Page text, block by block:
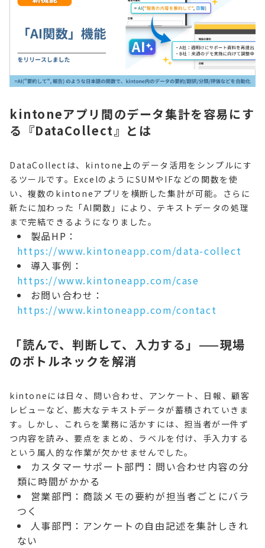
kintoneアプリ間のデータ集計を容易にす
る『DataCollect』とは
DataCollectは、kintone上のデータ活用をシンプルにす
るツールです。ExcelのようにSUMやIFなどの関数を使
い、複数のkintoneアプリを横断した集計が可能。さらに
新たに加わった「AI関数」により、テキストデータの処理
まで完結できるようになりました。
製品HP：
https://www.kintoneapp.com/data-collect
導入事例：
https://www.kintoneapp.com/case
お問い合わせ：
https://www.kintoneapp.com/contact
「読んで、判断して、入力する」——現場
のボトルネックを解消
kintoneには日々、問い合わせ、アンケート、日報、顧客
レビューなど、膨大なテキストデータが蓄積されていきま
す。しかし、これらを業務に活かすには、担当者が一件ず
つ内容を読み、要点をまとめ、ラベルを付け、手入力する
という属人的な作業が欠かせませんでした。
カスタマーサポート部門：問い合わせ内容の分
類に時間がかかる
営業部門：商談メモの要約が担当者ごとにバラ
つく
人事部門：アンケートの自由記述を集計しきれ
ない